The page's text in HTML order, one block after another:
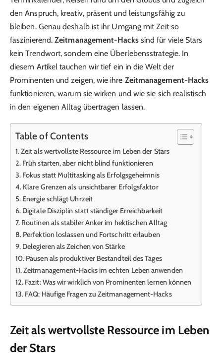
den Anspruch, kreativ, präsent und leistungsfähig zu
bleiben. Genau deshalb ist ihr Umgang mit Zeit so
faszinierend.Zeitmanagement-Hackssind für viele Stars
kein Trendwort, sondern eine Überlebensstrategie. In
diesem Artikel tauchen wir tief ein in die Welt der
Prominenten und zeigen, wie ihre Zeitmanagement-Hacks
funktionieren, warum sie wirken und wie sie sich realistisch
in den eigenen Alltag übertragen lassen.
Table of Contents
Zeit als wertvollste Ressource im Leben der Stars
Früh starten, aber nicht blind funktionieren
Fokus statt Multitasking als Erfolgsgeheimnis
Klare Grenzen als unsichtbarer Erfolgsfaktor
Energie schlägt Uhrzeit
Digitale Disziplin statt ständiger Erreichbarkeit
Routinen als stabiler Anker im hektischen Alltag
Perfektion loslassen und Fortschritt erlauben
Delegieren als Zeichen von Stärke
Pausen als produktiver Bestandteil des Tages
Zeitmanagement-Hacks im echten Leben anwenden
Fazit: Was wir wirklich von Prominenten lernen können
FAQ: Häufige Fragen zu Zeitmanagement-Hacks
Zeit als wertvollste Ressource im Leben
der Stars